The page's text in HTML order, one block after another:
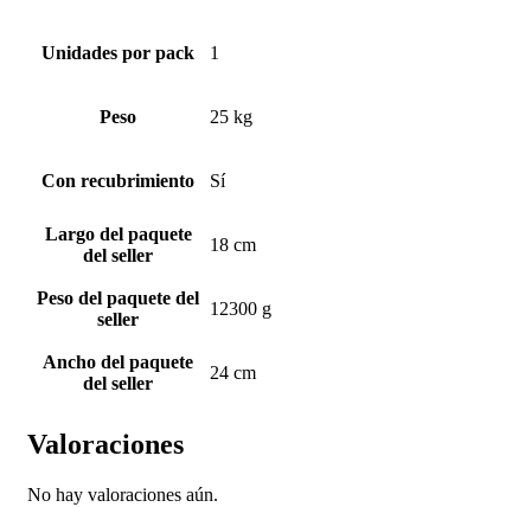
Unidades por pack 1
Peso 25 kg
Con recubrimiento Sí
Largo del paquete
del seller
18 cm
Peso del paquete del
seller
12300 g
Ancho del paquete
del seller
24 cm
Valoraciones
No hay valoraciones aún.